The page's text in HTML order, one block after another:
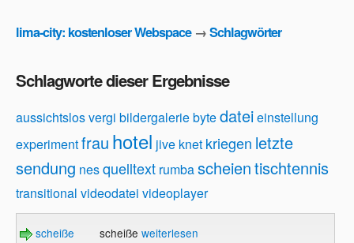
lima-city: kostenloser Webspace→Schlagwörter
Schlagworte dieser Ergebnisse
aussichtslos vergi bildergaleriebytedateieinstellung
experimentfrau hotel jive knet kriegen letzte
sendung nesquelltext rumbascheientischtennis
transitional videodatei videoplayer
scheiße scheiße weiterlesen